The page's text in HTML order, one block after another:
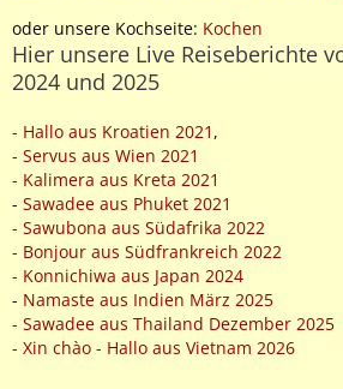
oder unsere Kochseite: Kochen
Hier unsere Live Reiseberichte
2024 und 2025
- Hallo aus Kroatien 2021 ,
- Servus aus Wien 2021
- Kalimera aus Kreta 2021
- Sawadee aus Phuket 2021
- Sawubona aus Südafrika 2022
- Bonjour aus Südfrankreich 2022
- Konnichiwa aus Japan 2024
- Namaste aus Indien März 2025
- Sawadee aus Thailand Dezember 2025
- Xin chào - Hallo aus Vietnam 2026